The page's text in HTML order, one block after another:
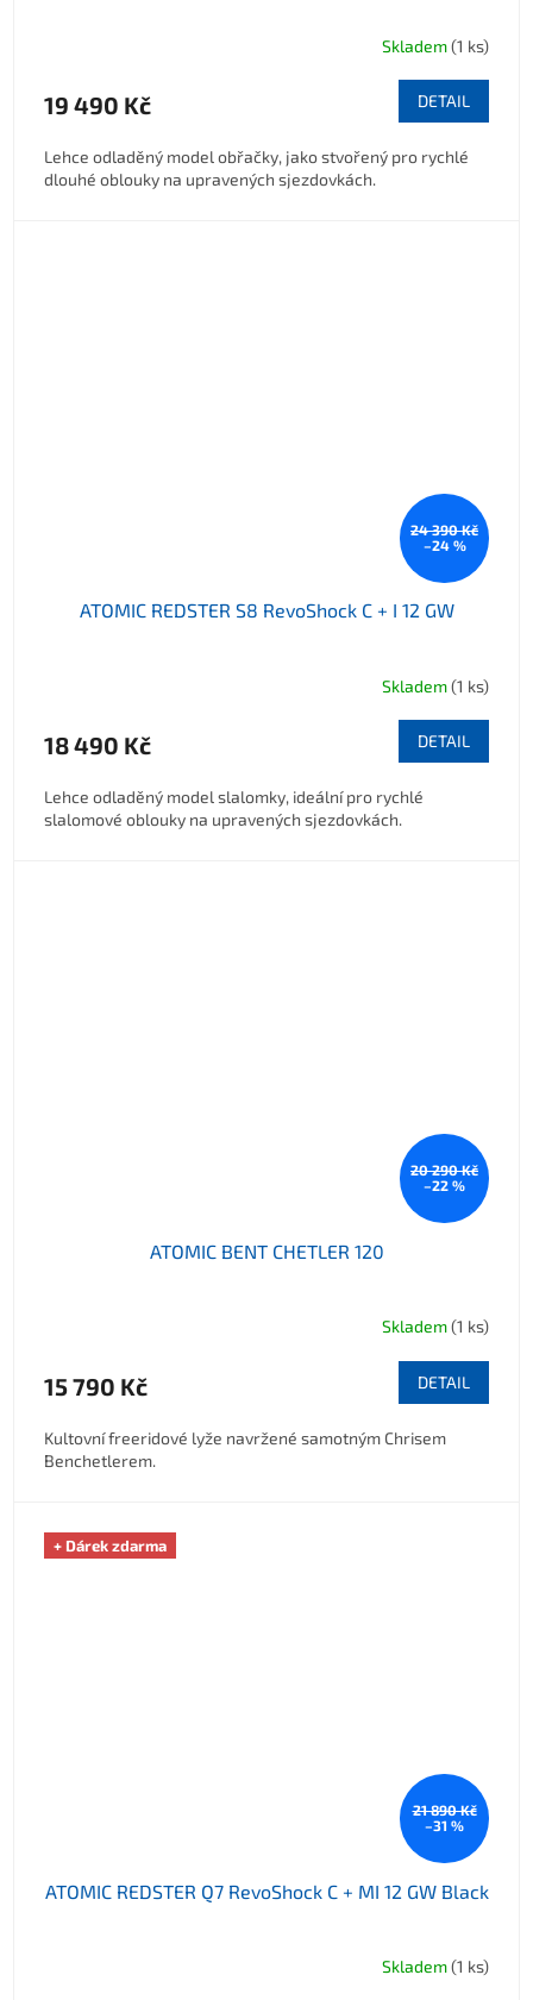
Skladem(1 ks)
19 490 Kč DETAIL
Lehce odladěný model obřačky, jako stvořený pro rychlé
dlouhé oblouky na upravených sjezdovkách.
24 390 Kč
–24 %
ATOMIC REDSTER S8 RevoShock C + I 12 GW
Skladem(1 ks)
18 490 Kč DETAIL
Lehce odladěný model slalomky, ideální pro rychlé
slalomové oblouky na upravených sjezdovkách.
20 290 Kč
–22 %
ATOMIC BENT CHETLER 120
Skladem(1 ks)
15 790 Kč DETAIL
Kultovní freeridové lyže navržené samotným Chrisem
Benchetlerem.
+ Dárek zdarma
21 890 Kč
–31 %
ATOMIC REDSTER Q7 RevoShock C + MI 12 GW Black
Skladem(1 ks)